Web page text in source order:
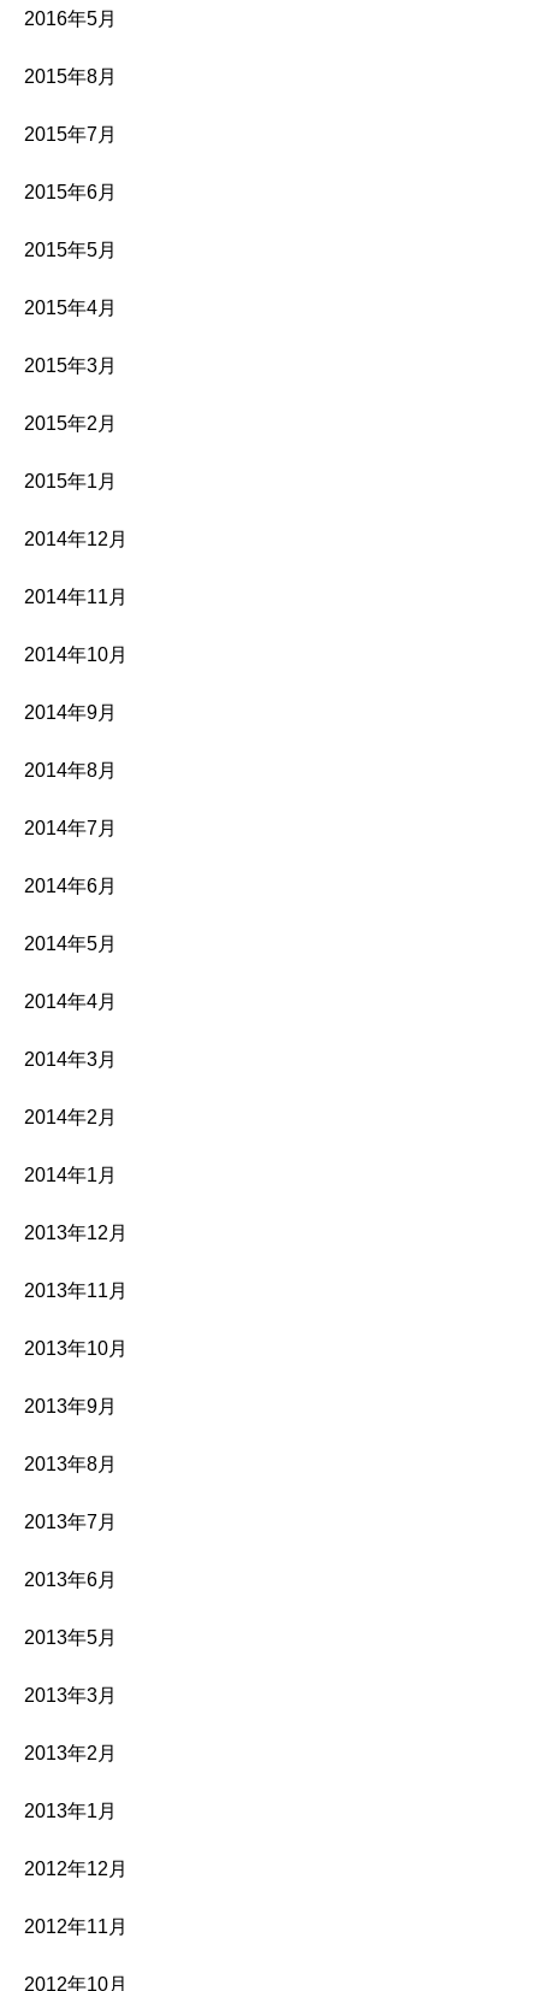
2016年5月
2015年8月
2015年7月
2015年6月
2015年5月
2015年4月
2015年3月
2015年2月
2015年1月
2014年12月
2014年11月
2014年10月
2014年9月
2014年8月
2014年7月
2014年6月
2014年5月
2014年4月
2014年3月
2014年2月
2014年1月
2013年12月
2013年11月
2013年10月
2013年9月
2013年8月
2013年7月
2013年6月
2013年5月
2013年3月
2013年2月
2013年1月
2012年12月
2012年11月
2012年10月